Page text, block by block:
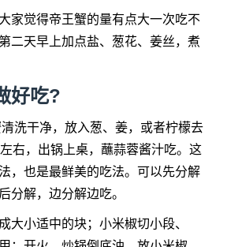
家觉得帝王蟹的量有点大一次吃不
二天早上加点盐、葱花、姜丝，煮
好吃?
洗干净，放入葱、姜，或者柠檬去
右，出锅上桌，蘸蒜蓉酱汁吃。这
，也是最鲜美的吃法。可以先分解
分解，边分解边吃。
大小适中的块；小米椒切小段、